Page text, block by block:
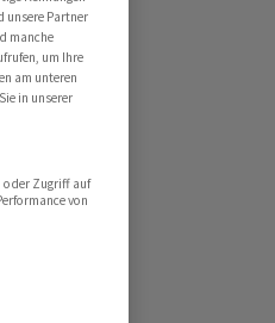
unsere Partner
manche
um Ihre
am unteren
in unserer
oder Zugriff auf
von